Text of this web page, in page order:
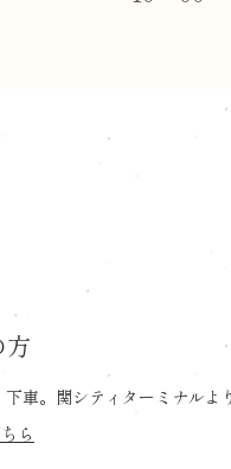
車。関シティターミナル
ら